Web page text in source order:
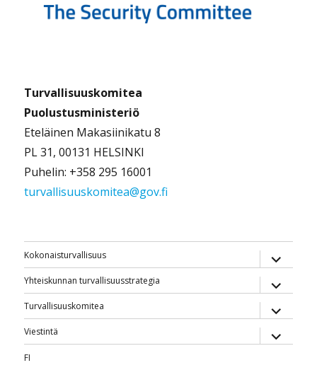
Turvallisuuskomitea
Puolustusministeriö
Eteläinen Makasiinikatu 8
PL 31, 00131 HELSINKI
Puhelin: +358 295 16001
turvallisuuskomitea@gov.fi
Kokonaisturvallisuus
näytä
Yhteiskunnan turvallisuusstrategia
näytä
Turvallisuuskomitea
näytä
Viestintä
näytä
FI